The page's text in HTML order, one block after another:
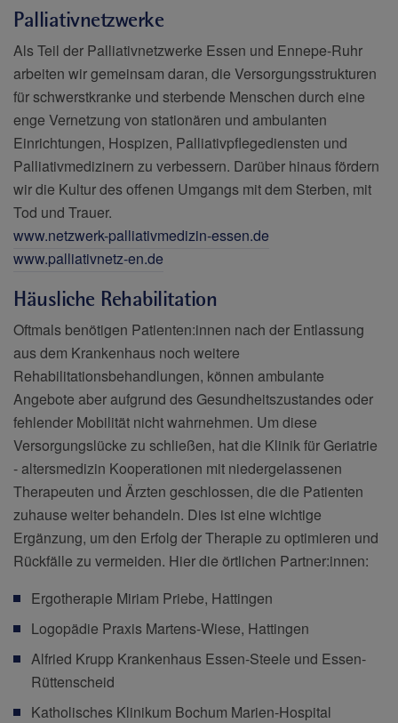
Palliativnetzwerke
Als Teil der Palliativnetzwerke Essen und Ennepe-Ruhr
arbeiten wir gemeinsam daran, die Versorgungsstrukturen
für schwerstkranke und sterbende Menschen durch eine
enge Vernetzung von stationären und ambulanten
Einrichtungen, Hospizen, Palliativpflegediensten und
Palliativmedizinern zu verbessern. Darüber hinaus fördern
wir die Kultur des offenen Umgangs mit dem Sterben, mit
Tod und Trauer.
www.netzwerk-palliativmedizin-essen.de
www.palliativnetz-en.de
Häusliche Rehabilitation
Oftmals benötigen Patienten:innen nach der Entlassung
aus dem Krankenhaus noch weitere
Rehabilitationsbehandlungen, können ambulante
Angebote aber aufgrund des Gesundheitszustandes oder
fehlender Mobilität nicht wahrnehmen. Um diese
Versorgungslücke zu schließen, hat die Klinik für Geriatrie
- altersmedizin Kooperationen mit niedergelassenen
Therapeuten und Ärzten geschlossen, die die Patienten
zuhause weiter behandeln. Dies ist eine wichtige
Ergänzung, um den Erfolg der Therapie zu optimieren und
Rückfälle zu vermeiden. Hier die örtlichen Partner:innen:
Ergotherapie Miriam Priebe, Hattingen
Logopädie Praxis Martens-Wiese, Hattingen
Alfried Krupp Krankenhaus Essen-Steele und Essen-
Rüttenscheid
Katholisches Klinikum Bochum Marien-Hospital